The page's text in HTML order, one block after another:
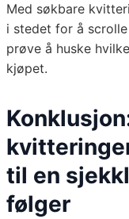
Med søkbare
i stedet for å
prøve å huske
kjøpet.
til en
følger